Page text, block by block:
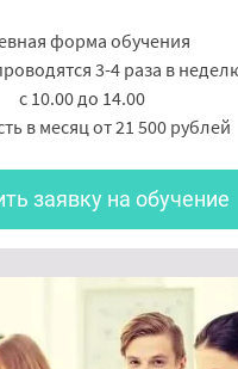
форма обучения
3-4 раза в
с 10.00 до 14.00
в месяц от 21 500 рублей
заявку на обучение